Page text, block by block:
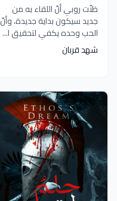
‏ظنّت روبي أنّ اللقاء به من
جديد سيكون بداية جديدة، وأنّ
الحب وحده يكفي لتحقيق ا...
شهد قربان